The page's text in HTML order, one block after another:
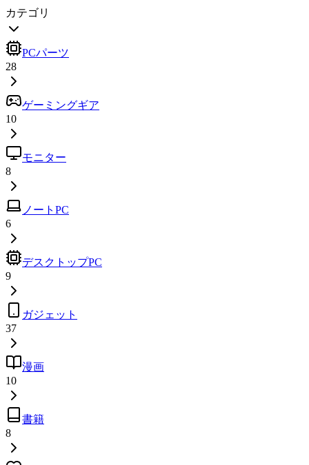
カテゴリ
PCパーツ
28
ゲーミングギア
10
モニター
8
ノートPC
6
デスクトップPC
9
ガジェット
37
漫画
10
書籍
8